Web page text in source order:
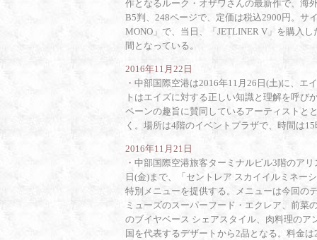
作となるルーク・オザワさんの最新作で、海
B5判、248ページで、定価は税込2900円。サ
MONO」で、当日、「JETLINER V」を購入
間となっている。
2016年11月22日
・ 中部国際空港は2016年11月26日(土)に、エ
トはエイズに対する正しい知識と理解を呼
ペーンの趣旨に賛同しているアーティストと
く。場所は4階のイベントプラザで、時間は
2016年11月21日
・ 中部国際空港旅客ターミナルビル3階のア
日(金)まで、「セントレア スカイイルミネー
特別メニューを提供する。メニューは今回の
ミューズのスーパーフード・エクレア、前菜
のブイヤベース シェアスタイル、肉料理の
国を代表するデザートから2品となる。料金